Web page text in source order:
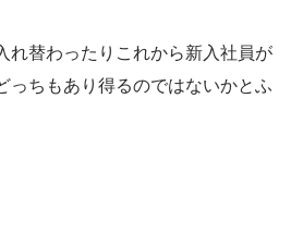
れ替わったりこれから新入社員が
っちもあり得るのではないかとふ